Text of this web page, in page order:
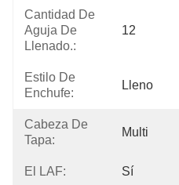
Cantidad De
Aguja De
Llenado.:
12
Estilo De
Enchufe:
Lleno
Cabeza De
Tapa:
Multi
El LAF: Sí